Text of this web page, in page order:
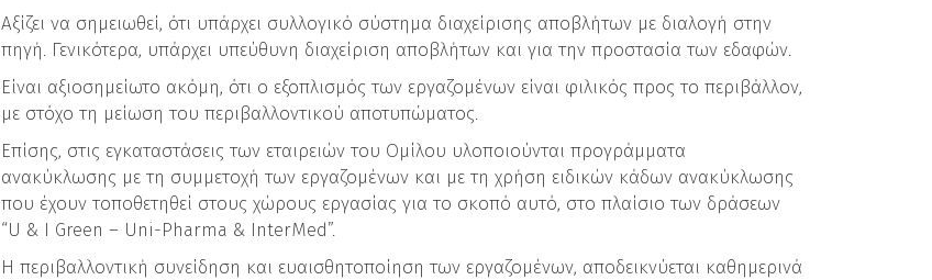
Αξίζει να σημειωθεί, ότι υπάρχει συλλογικό σύστημα διαχείρισης αποβλήτων με διαλογή στην
πηγή. Γενικότερα, υπάρχει υπεύθυνη διαχείριση αποβλήτων και για την προστασία των εδαφών.
Είναι αξιοσημείωτο ακόμη, ότι ο εξοπλισμός των εργαζομένων είναι φιλικός προς το περιβάλλον,
με στόχο τη μείωση του περιβαλλοντικού αποτυπώματος.
Επίσης, στις εγκαταστάσεις των εταιρειών του Ομίλου υλοποιούνται προγράμματα
ανακύκλωσης με τη συμμετοχή των εργαζομένων και με τη χρήση ειδικών κάδων ανακύκλωσης
που έχουν τοποθετηθεί στους χώρους εργασίας για το σκοπό αυτό, στο πλαίσιο των δράσεων
“U & I Green – Uni-Pharma & InterMed”.
Η περιβαλλοντική συνείδηση και ευαισθητοποίηση των εργαζομένων, αποδεικνύεται καθημερινά